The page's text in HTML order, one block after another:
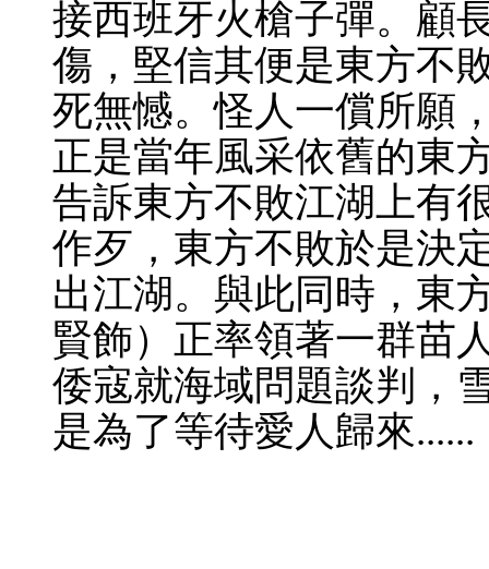
接西班牙火槍子彈。顧
傷，堅信其便是東方不
死無憾。怪人一償所願
正是當年風采依舊的東
告訴東方不敗江湖上有
作歹，東方不敗於是決
出江湖。與此同時，東
賢飾）正率領著一群苗
倭寇就海域問題談判，
是為了等待愛人歸來......